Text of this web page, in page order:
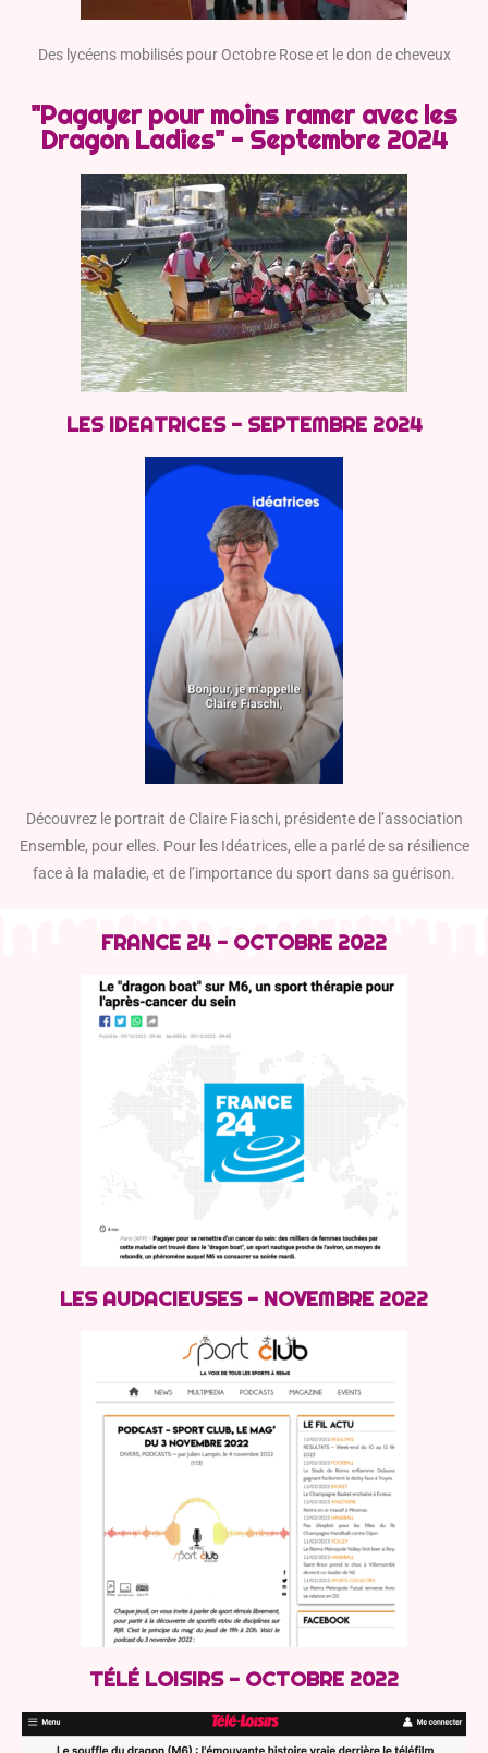
Des lycéens mobilisés pour Octobre Rose et le don de cheveux
"Pagayer pour moins ramer avec les
Dragon Ladies" - Septembre 2024
LES IDEATRICES - SEPTEMBRE 2024
Découvrez le portrait de Claire Fiaschi, présidente de l’association
Ensemble, pour elles. Pour les Idéatrices, elle a parlé de sa résilience
face à la maladie, et de l’importance du sport dans sa guérison.
FRANCE 24 - OCTOBRE 2022
LES AUDACIEUSES - NOVEMBRE 2022
TÉLÉ LOISIRS - OCTOBRE 2022